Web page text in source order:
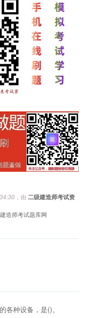
，由 二级建造师考试资
造师考试题库网
各种设备，是()。